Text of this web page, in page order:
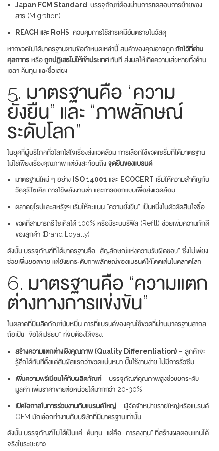
Japan FCM Standard : บรรจุภัณฑ์ต้องผ่านการทดสอบการย้ายของ
สาร (Migration)
REACH และ RoHS: ควบคุมการใช้สารเคมีอันตรายในวัสดุ
หากขวดไม่ได้มาตรฐานตามข้อกำหนดเหล่านี้ สินค้าของคุณอาจถูก กักไว้ที่ด่าน
ศุลกากร หรือ ถูกปฏิเสธไม่ให้เข้าประเทศทันที ส่งผลให้เกิดความเสียหายทั้งด้าน
เวลา ต้นทุน และชื่อเสียง
5. มาตรฐานคือ “ความ
ยั่งยืน” และ “ภาพลักษณ์
ระดับโลก”
ในยุคที่ผู้บริโภคทั่วโลกใส่ใจเรื่องสิ่งแวดล้อม การเลือกใช้ขวดเซรั่มที่ได้มาตรฐาน
ไม่ใช่เพียงเรื่องคุณภาพ แต่ยังสะท้อนถึง จุดยืนของแบรนด์
มาตรฐานใหม่ ๆ อย่าง ISO 14001 และ ECOCERT เริ่มให้ความสำคัญกับ
วัสดุรีไซเคิล การใช้พลังงานต่ำ และการออกแบบเพื่อสิ่งแวดล้อม
ตลาดยุโรปและสหรัฐฯ เริ่มให้คะแนน “ความยั่งยืน” เป็นหนึ่งในตัวตัดสินใจซื้อ
ขวดที่สามารถรีไซเคิลได้ 100% หรือมีระบบรีฟิล (Refill) ช่วยเพิ่มความภักดี
ของลูกค้า (Brand Loyalty)
ดังนั้น บรรจุภัณฑ์ที่ได้มาตรฐานคือ “สัญลักษณ์แห่งความรับผิดชอบ” ซึ่งไม่เพียง
ช่วยเพิ่มยอดขาย แต่ยังยกระดับภาพลักษณ์ของแบรนด์ให้โดดเด่นในตลาดโลก
6. มาตรฐานคือ “ความแตก
ต่างทางการแข่งขัน”
ในตลาดที่มีผลิตภัณฑ์นับหมื่น การที่แบรนด์ของคุณใช้ขวดที่ผ่านมาตรฐานสากล
ถือเป็น “ข้อได้เปรียบ” ที่จับต้องได้จริง:
สร้างความแตกต่างเชิงคุณภาพ (Quality Differentiation) – ลูกค้าจะ
รู้สึกได้ทันทีตั้งแต่สัมผัสแรกว่าขวดแน่นหนา ปั๊มใช้งานง่าย ไม่มีการรั่วซึม
เพิ่มความพรีเมียมให้กับผลิตภัณฑ์ – บรรจุภัณฑ์คุณภาพสูงช่วยยกระดับ
มูลค่า เพิ่มราคาขายต่อหน่วยได้มากกว่า 20-30%
เปิดโอกาสในการร่วมงานกับแบรนด์ใหญ่– ผู้จัดจำหน่ายรายใหญ่หรือแบรนด์
OEM มักเลือกทำงานกับบริษัทที่มีมาตรฐานเท่านั้น
ดังนั้น บรรจุภัณฑ์ไม่ได้เป็นแค่ “ต้นทุน” แต่คือ “การลงทุน” ที่สร้างผลตอบแทนได้
จริงในระยะยาว